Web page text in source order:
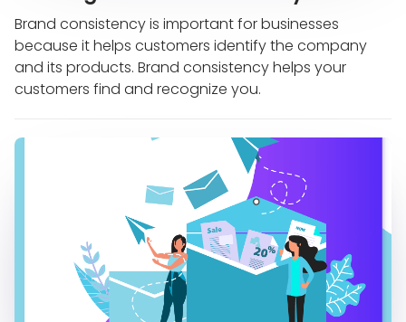
Brand consistency is important for businesses
because it helps customers identify the company
and its products. Brand consistency helps your
customers find and recognize you.